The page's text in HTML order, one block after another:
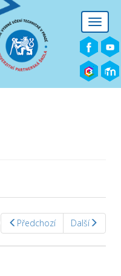
Toggle
Předchozí Další